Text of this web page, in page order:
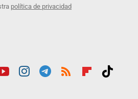
política de privacidad